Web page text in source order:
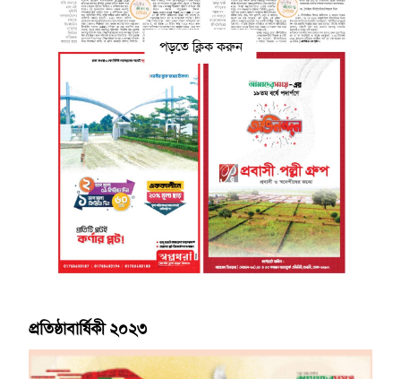
পড়তে ক্লিক করুন
প্রতিষ্ঠাবার্ষিকী ২০২৩